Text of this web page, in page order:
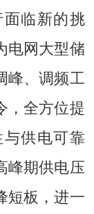
临新的挑
电网大型储
峰、调频工
，全方位提
供电可靠
峰期供电压
短板，进一